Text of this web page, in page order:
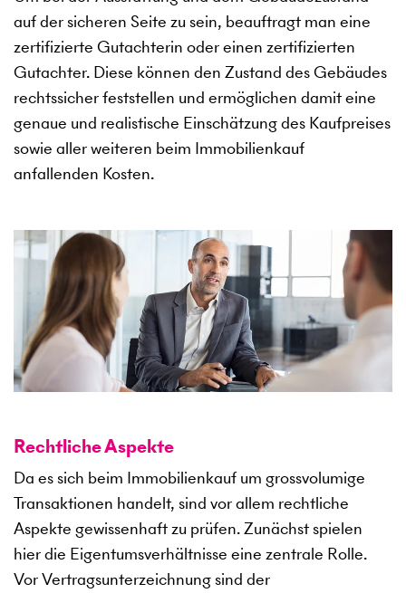
auf der sicheren Seite zu sein, beauftragt man eine
zertifizierte Gutachterin oder einen zertifizierten
Gutachter. Diese können den Zustand des Gebäudes
rechtssicher feststellen und ermöglichen damit eine
genaue und realistische Einschätzung des Kaufpreises
sowie aller weiteren beim Immobilienkauf
anfallenden Kosten.
Rechtliche Aspekte
Da es sich beim Immobilienkauf um grossvolumige
Transaktionen handelt, sind vor allem rechtliche
Aspekte gewissenhaft zu prüfen. Zunächst spielen
hier die Eigentumsverhältnisse eine zentrale Rolle.
Vor Vertragsunterzeichnung sind der